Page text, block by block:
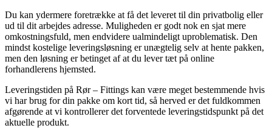
Du kan ydermere foretrække at få det leveret til din privatbolig eller
ud til dit arbejdes adresse. Muligheden er godt nok en sjat mere
omkostningsfuld, men endvidere ualmindeligt uproblematisk. Den
mindst kostelige leveringsløsning er unægtelig selv at hente pakken,
men den løsning er betinget af at du lever tæt på online
forhandlerens hjemsted.
Leveringstiden på Rør – Fittings kan være meget bestemmende hvis
vi har brug for din pakke om kort tid, så herved er det fuldkommen
afgørende at vi kontrollerer det forventede leveringstidspunkt på det
aktuelle produkt.